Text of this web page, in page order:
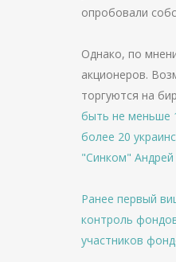
опробовали
Однако, по
акционеров.
торгуются на
быть не меньше
более 20
"Синком" Андрей
Ранее первый
контроль
участников